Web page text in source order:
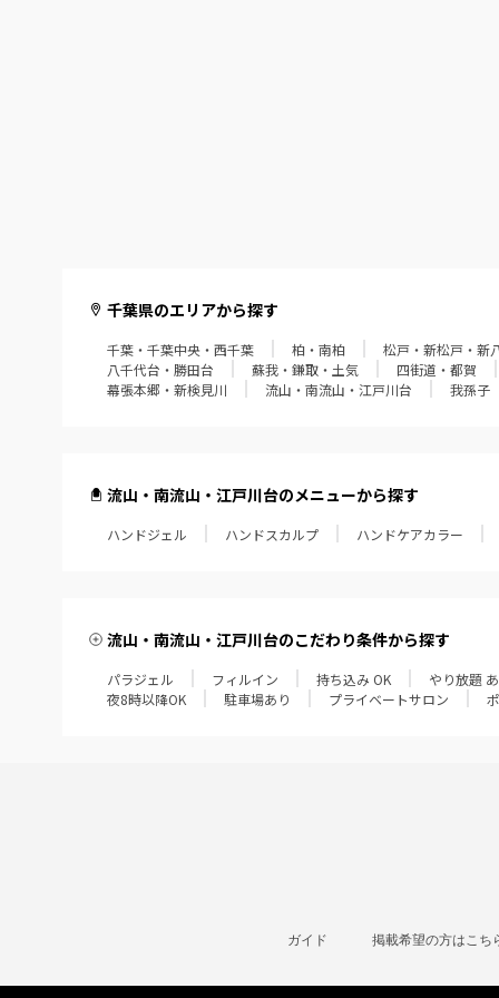
千葉県のエリアから探す
千葉・千葉中央・西千葉 柏・南柏 松戸・新松戸・新
八千代台・勝田台
蘇我・鎌取・土気 四街道・都賀
幕張本郷・新検見川
流山・南流山・江戸川台 我孫子
流山・南流山・江戸川台のメニューから探す
ハンドジェル ハンドスカルプ ハンドケアカラー
流山・南流山・江戸川台のこだわり条件から探す
パラジェル フィルイン 持ち込み OK やり放題
夜8時以降OK
駐車場あり プライベートサロン
ガイド 掲載希望の方はこち